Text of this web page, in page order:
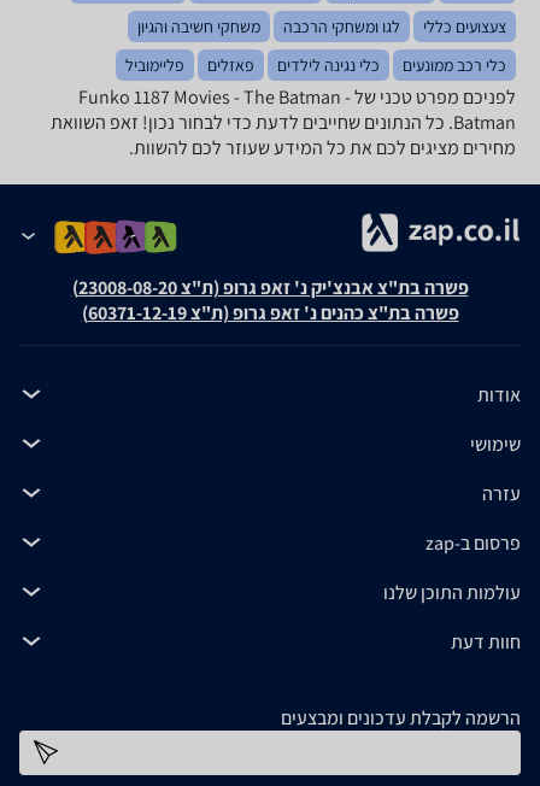
צעצועים כללי
לגו ומשחקי הרכבה
משחקי חשיבה והגיון
כלי רכב ממונעים
כלי נגינה לילדים פאזלים פליימוביל
לפניכם מפרט טכני של Funko 1187 Movies - The Batman -
Batman. כל הנתונים שחייבים לדעת כדי לבחור נכון! זאפ השוואת
מחירים מציגים לכם את כל המידע שעוזר לכם להשוות.
פשרה בת"צ אבנצ'יק נ' זאפ גרופ (ת"צ 23008-08-20)
פשרה בת"צ כהנים נ' זאפ גרופ (ת"צ 60371-12-19)
אודות
שימושי
עזרה
פרסום ב-zap
עולמות התוכן שלנו
חוות דעת
הרשמה לקבלת עדכונים ומבצעים